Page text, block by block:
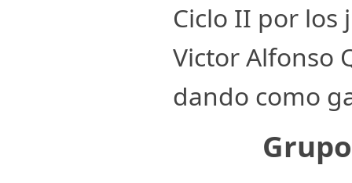
Ciclo II por los
Victor Alfonso
dando como